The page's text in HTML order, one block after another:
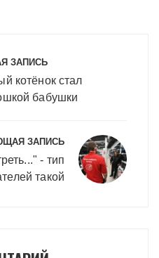
ЗАПИСЬ
котёнок стал
бабушки
ЗАПИСЬ
- тип
такой